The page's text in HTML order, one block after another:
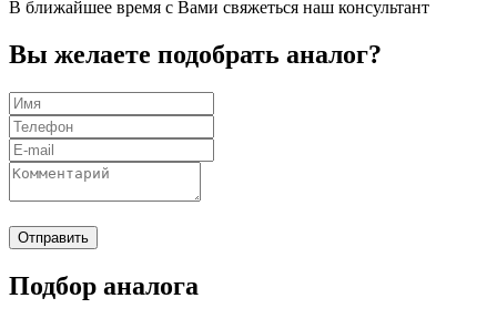
В ближайшее время с Вами свяжеться наш консультант
Вы желаете подобрать аналог?
Отправить
Подбор аналога